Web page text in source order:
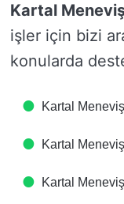
Kartal
işler için bizi
konularda
Kartal
Kartal
Kartal